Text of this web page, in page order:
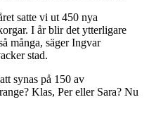
satte vi ut 450 nya
I år blir det ytterligare
många, säger Ingvar
stad.
synas på 150 av
Klas, Per eller Sara? Nu